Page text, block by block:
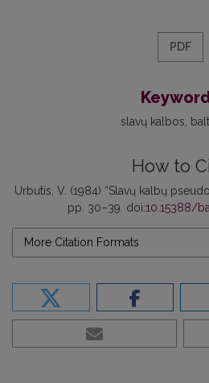
PDF
slavų kalbos
How to
Urbutis, V. (1984) “Slavų kalbų
pp. 30–39. doi:10.15388/
More Citation Formats